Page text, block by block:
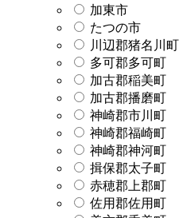
加東市
たつの市
川辺郡猪名川町
多可郡多可町
加古郡稲美町
加古郡播磨町
神崎郡市川町
神崎郡福崎町
神崎郡神河町
揖保郡太子町
赤穂郡上郡町
佐用郡佐用町